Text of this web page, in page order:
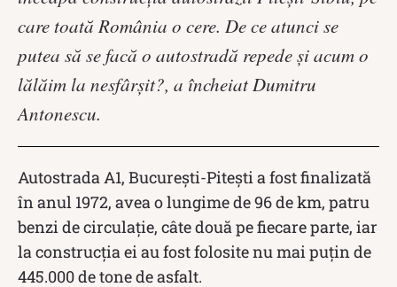
care toată România o cere. De ce atunci se
putea să se facă o autostradă repede şi acum o
lălăim la nesfârşit?, a încheiat Dumitru
Antonescu.
Autostrada A1, București-Pitești a fost finalizată
în anul 1972, avea o lungime de 96 de km, patru
benzi de circulație, câte două pe fiecare parte, iar
la construcția ei au fost folosite nu mai puţin de
445.000 de tone de asfalt.